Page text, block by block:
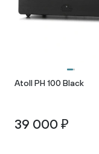
Atoll PH 100 Black
39 000 ₽